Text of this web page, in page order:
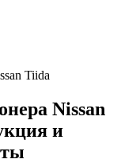
Tiida
Nissan
и